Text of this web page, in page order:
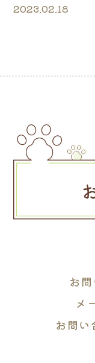
2023.02.18
お
メ
お問